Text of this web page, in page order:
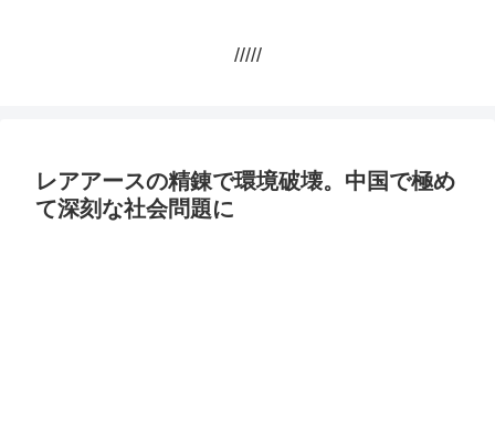
/////
レアアースの精錬で環境破壊。中国で極め
て深刻な社会問題に